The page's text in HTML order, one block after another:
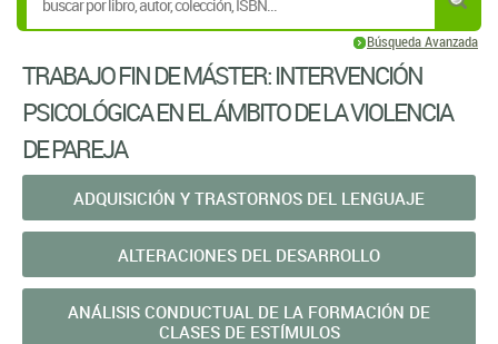
Búsqueda Avanzada
TRABAJO FIN DE MÁSTER: INTERVENCIÓN
PSICOLÓGICA EN EL ÁMBITO DE LA VIOLENCIA
DE PAREJA
ADQUISICIÓN Y TRASTORNOS DEL LENGUAJE
ALTERACIONES DEL DESARROLLO
ANÁLISIS CONDUCTUAL DE LA FORMACIÓN DE
CLASES DE ESTÍMULOS